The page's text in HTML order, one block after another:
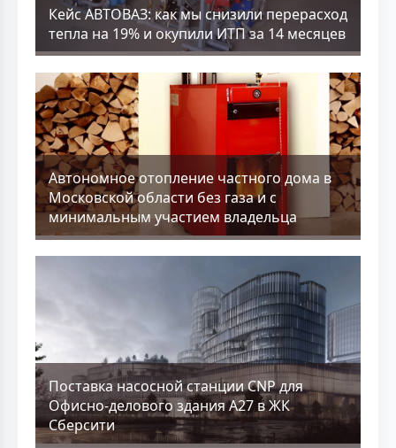
Кейс АВТОВАЗ: как мы снизили перерасход
тепла на 19% и окупили ИТП за 14 месяцев
Aвтономное отопление частного дома в
Московской области без газа и с
минимальным участием владельца
Поставка насосной станции CNP для
Офисно-делового здания А27 в ЖК
Сберсити